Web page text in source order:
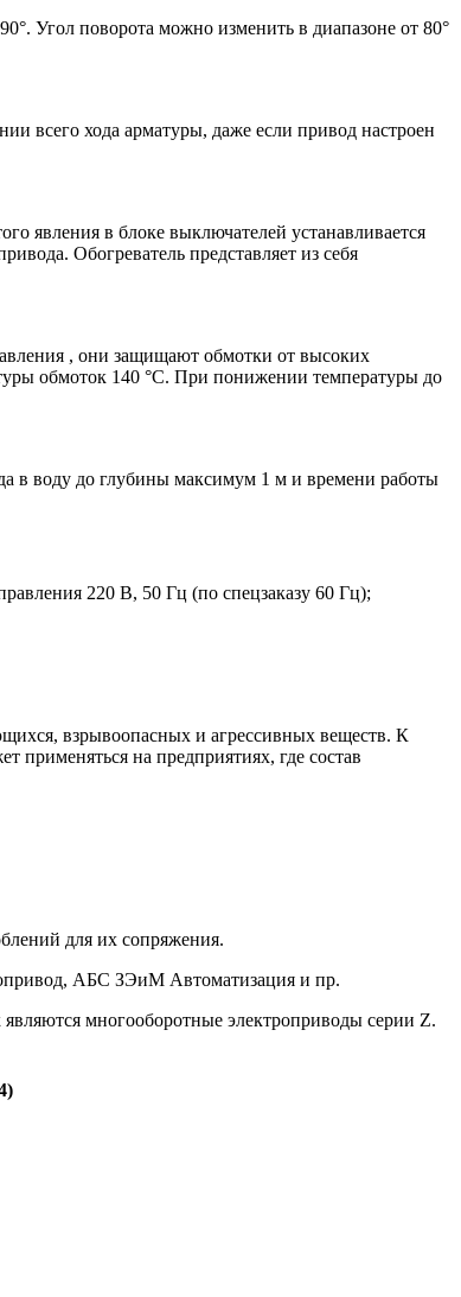
Угол поворота можно изменить в диапазоне от 80°
всего хода арматуры, даже если привод настроен
явления в блоке выключателей устанавливается
Обогреватель представляет из себя
, они защищают обмотки от высоких
обмоток 140 °С. При понижении температуры до
в воду до глубины максимум 1 м и времени работы
220 В, 50 Гц (по спецзаказу 60 Гц);
взрывоопасных и агрессивных веществ. К
применяться на предприятиях, где состав
для их сопряжения.
АБС ЗЭиМ Автоматизация и пр.
многооборотные электроприводы серии Z.